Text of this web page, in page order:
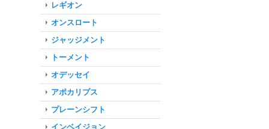
レギオン
オンスロート
ジャッジメント
トーメント
オデッセイ
アポカリプス
プレーンシフト
インベイジョン